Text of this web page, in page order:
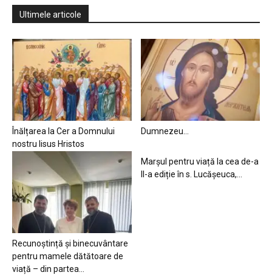
Ultimele articole
Înălțarea la Cer a Domnului
nostru Iisus Hristos
Dumnezeu…
Recunoștință și binecuvântare
pentru mamele dătătoare de
viață – din partea...
Marșul pentru viață la cea de-a
II-a ediție în s. Lucășeuca,...